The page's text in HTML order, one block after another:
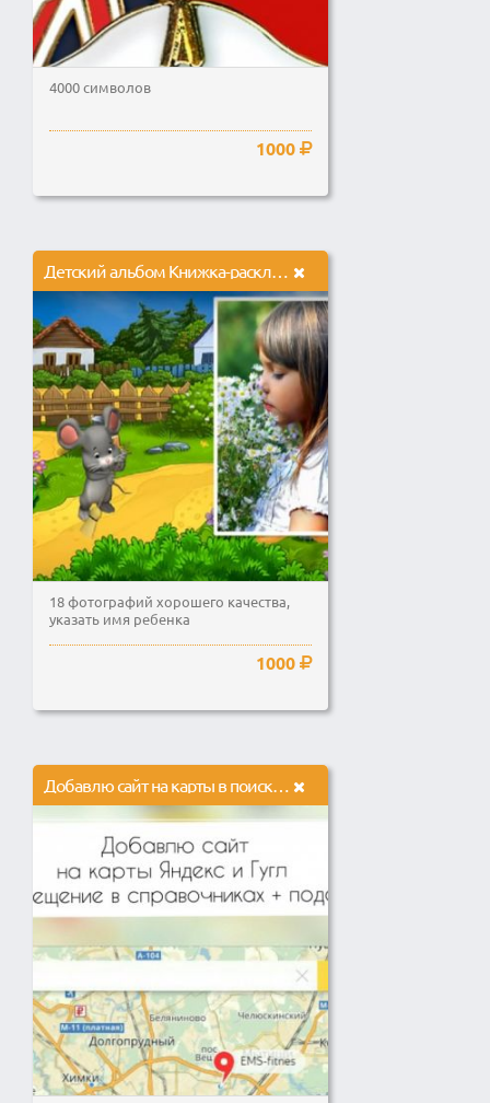
4000 символов
1000
Детский альбом Книжка-раскладушка
18 фотографий хорошего качества,
указать имя ребенка
1000
Добавлю сайт на карты в поисковых системах + размещение в справочниках